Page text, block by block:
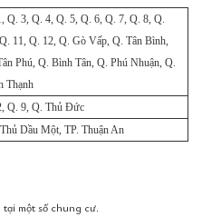
Q. 3, Q. 4, Q. 5, Q. 6, Q. 7, Q. 8, Q.
11, Q. 12, Q. Gò Vấp, Q. Tân Bình,
Phú, Q. Bình Tân, Q. Phú Nhuận, Q.
Thạnh
Q. 9, Q. Thủ Đức
Dầu Một, TP. Thuận An
một số chung cư.